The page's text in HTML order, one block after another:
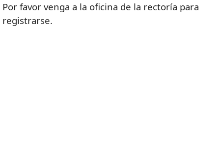
Por favor venga a la oficina de la rectoría para
registrarse.